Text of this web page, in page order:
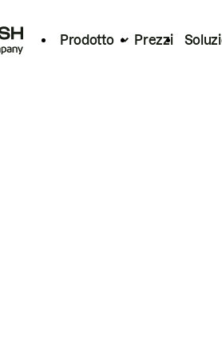
Prodotto Prezzi